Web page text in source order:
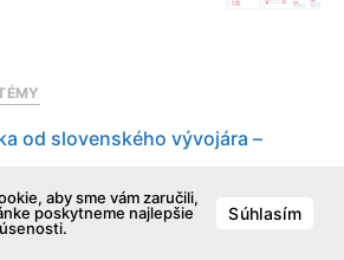
od slovenského vývojára –
z kalendáře
aby sme vám zaručili,
poskytneme najlepšie
Súhlasím